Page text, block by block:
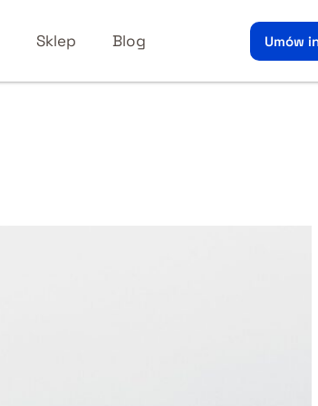
Sklep Blog Umów